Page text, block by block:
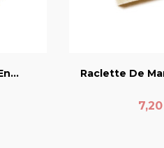
Raclette De
Prix